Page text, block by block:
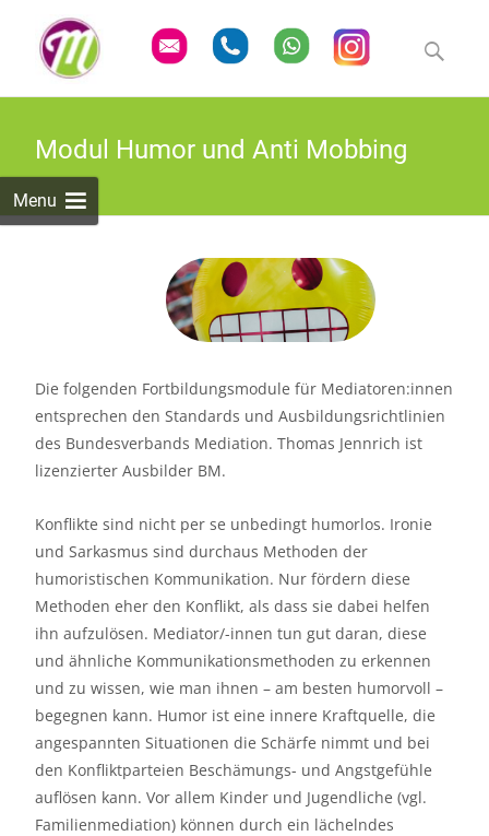
Menu
to
content
Suchen
nach:
Modul Humor und Anti Mobbing
Die folgenden Fortbildungsmodule für Mediatoren:innen
entsprechen den Standards und Ausbildungsrichtlinien
des Bundesverbands Mediation. Thomas Jennrich ist
lizenzierter Ausbilder BM.
Konflikte sind nicht per se unbedingt humorlos. Ironie
und Sarkasmus sind durchaus Methoden der
humoristischen Kommunikation. Nur fördern diese
Methoden eher den Konflikt, als dass sie dabei helfen
ihn aufzulösen. Mediator/-innen tun gut daran, diese
und ähnliche Kommunikationsmethoden zu erkennen
und zu wissen, wie man ihnen – am besten humorvoll –
begegnen kann. Humor ist eine innere Kraftquelle, die
angespannten Situationen die Schärfe nimmt und bei
den Konfliktparteien Beschämungs- und Angstgefühle
auflösen kann. Vor allem Kinder und Jugendliche (vgl.
Familienmediation) können durch ein lächelndes